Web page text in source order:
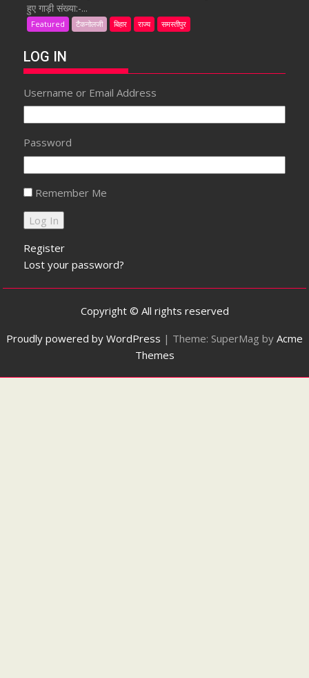
हुए गाड़ी संख्या:-...
Featured टैकनोलजी बिहार राज्य समस्तीपुर
LOG IN
Username or Email Address
Password
Remember Me
Register
Lost your password?
Copyright © All rights reserved
Proudly powered by WordPress | Theme: SuperMag by Acme
Themes